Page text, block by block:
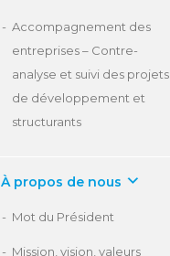
Accompagnement des
entreprises – Contre-
analyse et suivi des projets
de développement et
structurants
À propos de nous
Mot du Président
Mission, vision, valeurs